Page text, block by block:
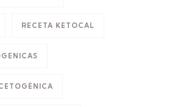
RECETA KETOCAL